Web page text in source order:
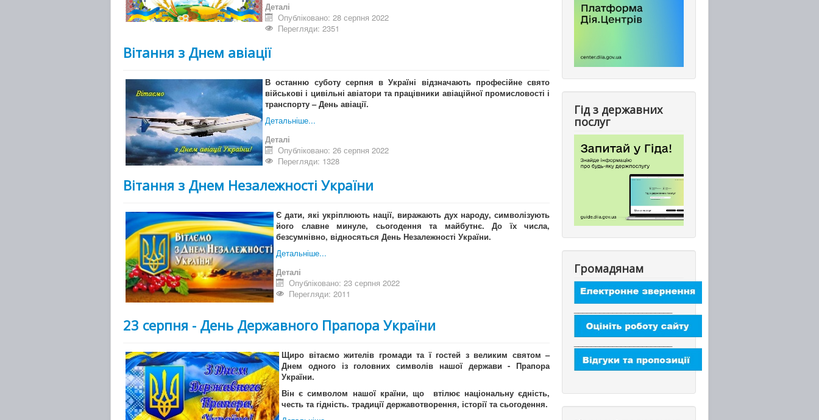
Деталі
Опубліковано: 28 серпня 2022
Перегляди: 2351
Вітання з Днем авіації
В останню суботу серпня в Україні відзначають професійне свято
військові і цивільні авіатори та працівники авіаційної промисловості і
транспорту – День авіації.
Детальніше...
Деталі
Опубліковано: 26 серпня 2022
Перегляди: 1328
Вітання з Днем Незалежності України
Є дати, які укріплюють нації, виражають дух народу, символізують
його славне минуле, сьогодення та майбутнє. До їх числа,
безсумнівно, відносяться День Незалежності України.
Детальніше...
Деталі
Опубліковано: 23 серпня 2022
Перегляди: 2011
23 серпня - День Державного Прапора України
Щиро вітаємо жителів громади та ї гостей з великим святом –
Днем одного із головних символів нашої держави - Прапора
України.
Він є символом нашої країни, що втілює національну єдність,
честь та гідність. традиції державотворення, історії та сьогодення.
Гід з державних
послуг
Громадянам